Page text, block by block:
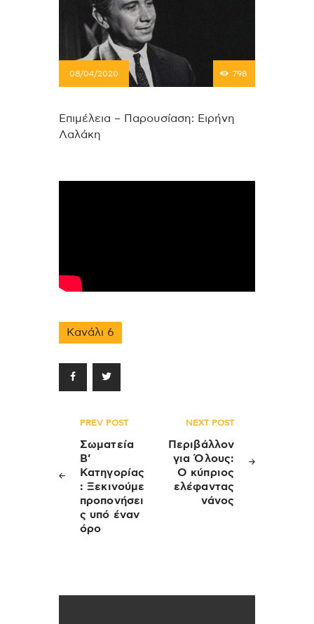
08/04/2020 798
Επιμέλεια – Παρουσίαση: Ειρήνη
Λαλάκη
Κανάλι 6
Πλοήγηση
άρθρων
PREV POST
Σωματεία
Β’
Κατηγορίας
: Ξεκινούμε
προπονήσει
ς υπό έναν
όρο
NEXT POST
Περιβάλλον
για Όλους:
Ο κύπριος
ελέφαντας
νάνος